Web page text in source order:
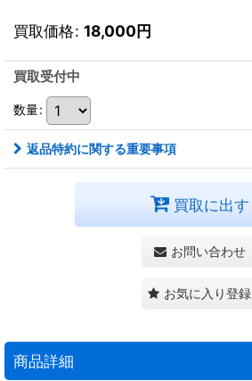
買取価格: 18,000円
買取受付中
数量:
返品特約に関する重要事項
買取に出す
お問い合わせ
お気に入り登録
商品詳細